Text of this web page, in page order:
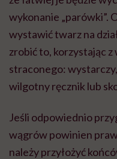
wykonanie „parówki”.
wystawić twarz na
zrobić to, korzystając z
straconego:
wilgotny ręcznik lub
Jeśli odpowiednio
wągrów powinien
należy przyłożyć